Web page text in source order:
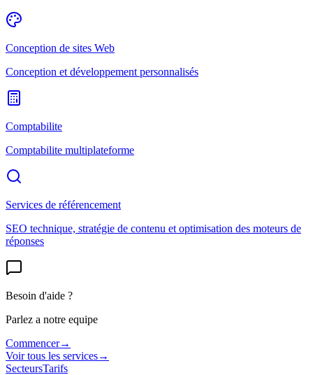
Conception de sites Web
Conception et développement personnalisés
Comptabilite
Comptabilite multiplateforme
Services de référencement
SEO technique, stratégie de contenu et optimisation des moteurs de
réponses
Besoin d'aide ?
Parlez a notre equipe
Commencer→
Voir tous les services→
SecteursTarifs